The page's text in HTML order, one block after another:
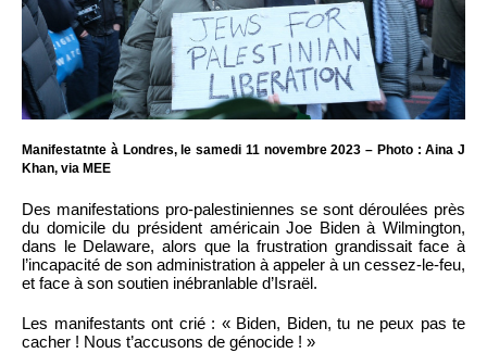
Manifestatnte à Londres, le samedi 11 novembre 2023 – Photo : Aina J
Khan, via MEE
Des manifestations pro-palestiniennes se sont déroulées près
du domicile du président américain Joe Biden à Wilmington,
dans le Delaware, alors que la frustration grandissait face à
l’incapacité de son administration à appeler à un cessez-le-feu,
et face à son soutien inébranlable d’Israël.
Les manifestants ont crié : « Biden, Biden, tu ne peux pas te
cacher ! Nous t’accusons de génocide ! »